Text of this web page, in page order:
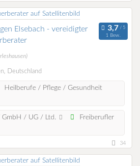
Elsebach - vereidigter
1 Bew.
Deutschland
Heilberufe / Pflege / Gesundheit
GmbH / UG / Ltd.
Freiberufler
34